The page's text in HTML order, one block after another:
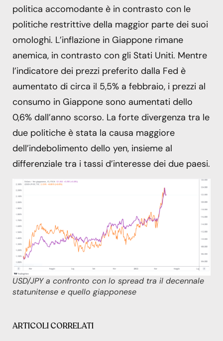
politica accomodante è in contrasto con le
politiche restrittive della maggior parte dei suoi
omologhi. L’inflazione in Giappone rimane
anemica, in contrasto con gli Stati Uniti. Mentre
l’indicatore dei prezzi preferito dalla Fed è
aumentato di circa il 5,5% a febbraio, i prezzi al
consumo in Giappone sono aumentati dello
0,6% dall’anno scorso. La forte divergenza tra le
due politiche è stata la causa maggiore
dell’indebolimento dello yen, insieme al
differenziale tra i tassi d’interesse dei due paesi.
USD/JPY a confronto con lo spread tra il decennale
statunitense e quello giapponese
ARTICOLI CORRELATI